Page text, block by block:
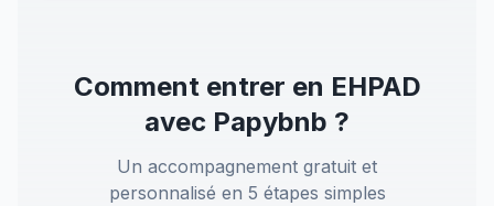
Comment entrer en EHPAD
avec Papybnb ?
Un accompagnement gratuit et
personnalisé en 5 étapes simples